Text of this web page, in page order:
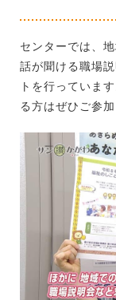
センターでは、
話が聞ける職場
トを行っていま
る方はぜひご参加